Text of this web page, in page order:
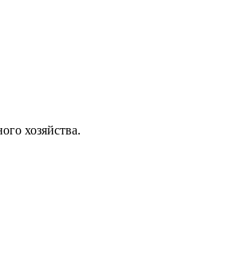
хозяйства.